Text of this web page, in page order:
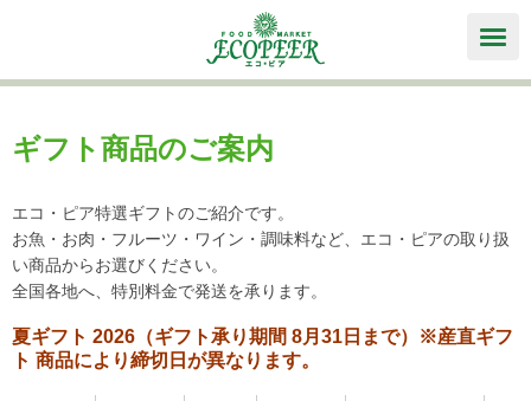
エコ・ピア自家製&こだわり商品
店舗案内
イベントカレンダー セール・イベント情報
レシピ ご予約商品
ギフト
ギフト商品のご案内
エコ・ピア特選ギフトのご紹介です。
お魚・お肉・フルーツ・ワイン・調味料など、エコ・ピアの取り扱
い商品からお選びください。
全国各地へ、特別料金で発送を承ります。
夏ギフト 2026（ギフト承り期間 8月31日まで）※産直ギフ
ト 商品により締切日が異なります。